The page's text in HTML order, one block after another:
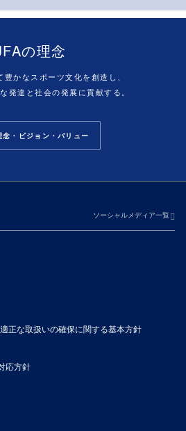
の理念
かなスポーツ文化を創造し、
発達と社会の発展に貢献する。
・ビジョン・バリュー
ソーシャルメディア一覧
正な取扱いの確保に関する基本方針
応方針